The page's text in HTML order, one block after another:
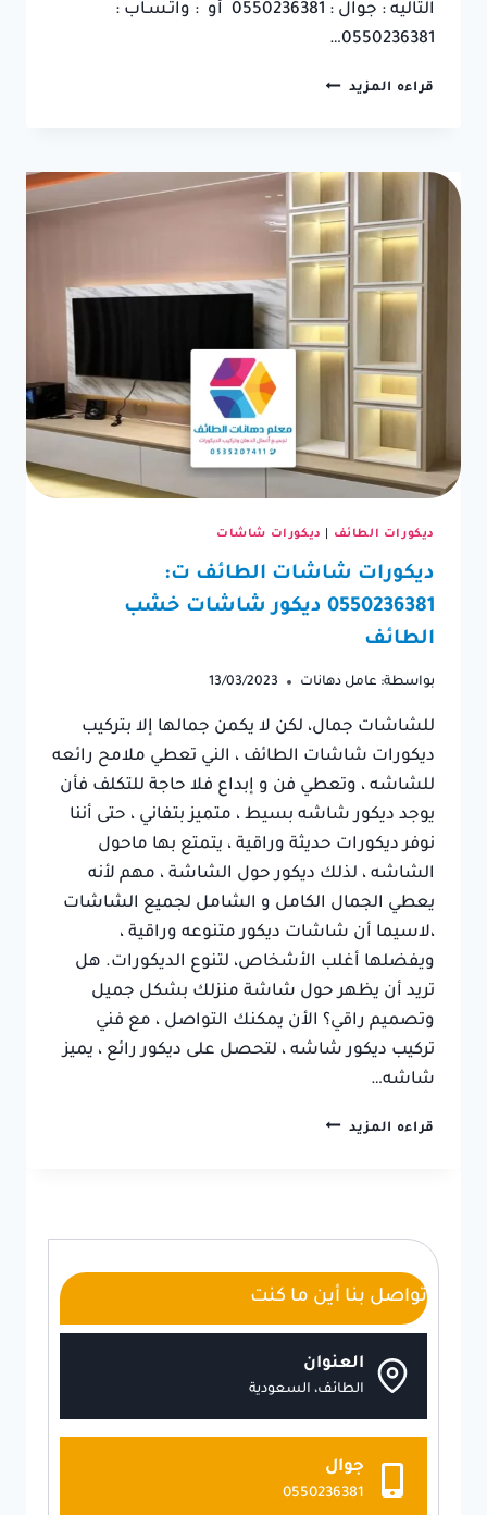
التاليه : جوال : 0550236381 أو : واتـسـاب :
0550236381…
قراءه المزيد ديكور
ت:
0550236381
ديكور
خلف
الشاشه
الطائف
ديكورات الطائف ديكورات شاشات
ديكورات شاشات الطائف ت:
0550236381 ديكور شاشات خشب
الطائف
بواسطة: عامل دهانات 13/03/2023
للشاشات جمال، لكن لا يكمن جمالها إلا بتركيب
ديكورات شاشات الطائف ، الني تعطي ملامح رائعه
للشاشه ، وتعطي فن و إبداع فلا حاجة للتكلف فأن
يوجد ديكور شاشه بسيط ، متميز بتفاني ، حتى أننا
نوفر ديكورات حديثة وراقية ، يتمتع بها ماحول
الشاشه ، لذلك ديكور حول الشاشة ، مهم لأنه
يعطي الجمال الكامل و الشامل لجميع الشاشات
،لاسيما أن شاشات ديكور متنوعه وراقية ،
ويفضلها أغلب الأشخاص، لتنوع الديكورات. هل
تريد أن يظهر حول شاشة منزلك بشكل جميل
وتصميم راقي؟ الأن يمكنك التواصل ، مع فني
تركيب ديكور شاشه ، لتحصل على ديكور رائع ، يميز
شاشه…
قراءه المزيد ديكورات
ديكور
خشب
الطائف
تواصل بنا أين ما كنت
العنوان
الطائف، السعودية
جوال
0550236381